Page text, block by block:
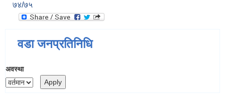
७४/७५
वडा जनप्रतिनिधि
अवस्था